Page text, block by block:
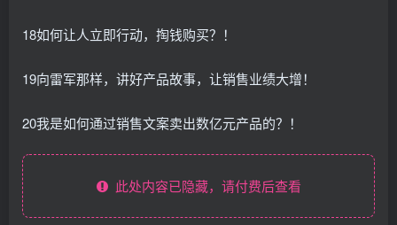
18如何让人立即行动，掏钱购买？！
19向雷军那样，讲好产品故事，让销售业绩大增！
20我是如何通过销售文案卖出数亿元产品的？！
此处内容已隐藏，请付费后查看